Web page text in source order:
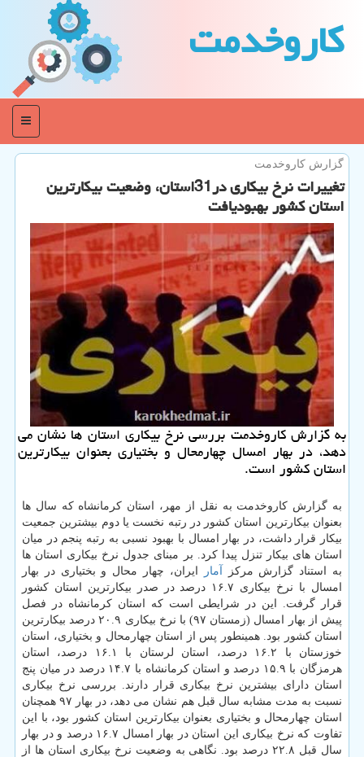
كاروخدمت
منو
گزارش كاروخدمت
تغییرات نرخ بیكاری در31استان، وضعیت بیكارترین
استان كشور بهبودیافت
به گزارش كاروخدمت بررسی نرخ بیكاری استان ها نشان می
دهد، در بهار امسال چهارمحال و بختیاری بعنوان بیكارترین
استان كشور است.
به گزارش كاروخدمت به نقل از مهر، استان كرمانشاه كه سال ها
بعنوان بیكارترین استان كشور در رتبه نخست یا دوم بیشترین جمعیت
بیكار قرار داشت، در بهار امسال با بهبود نسبی به رتبه پنجم در میان
استان های بیكار تنزل پیدا كرد. بر مبنای جدول نرخ بیكاری استان ها
به استناد گزارش مركز آمار
ایران، چهار محال و بختیاری در بهار
امسال با نرخ بیكاری ۱۶.۷ درصد در صدر بیكارترین استان كشور
قرار گرفت. این در شرایطی است كه استان كرمانشاه در فصل
پیش از بهار امسال (زمستان ۹۷) با نرخ بیكاری ۲۰.۹ درصد بیكارترین
استان كشور بود. همینطور پس از استان چهارمحال و بختیاری، استان
خوزستان با ۱۶.۲ درصد، استان لرستان با ۱۶.۱ درصد، استان
هرمزگان با ۱۵.۹ درصد و استان كرمانشاه با ۱۴.۷ درصد در میان پنج
استان دارای بیشترین نرخ بیكاری قرار دارند. بررسی نرخ بیكاری
نسبت به مدت مشابه سال قبل هم نشان می دهد، در بهار ۹۷ همچنان
استان چهارمحال و بختیاری بعنوان بیكارترین استان كشور بود، با این
تفاوت كه نرخ بیكاری این استان در بهار امسال ۱۶.۷ درصد و در بهار
سال قبل ۲۲.۸ درصد بود. نگاهی به وضعیت نرخ بیكاری استان ها از